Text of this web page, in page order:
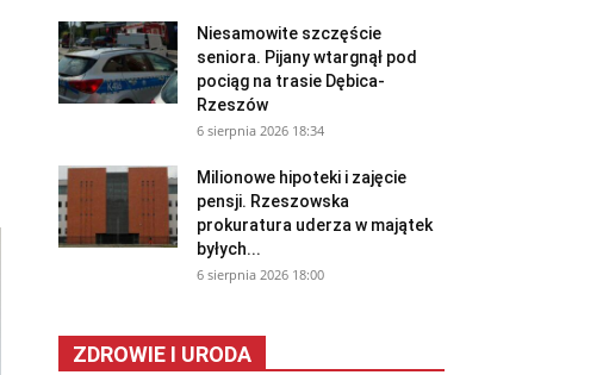
Niesamowite szczęście
seniora. Pijany wtargnął pod
pociąg na trasie Dębica-
Rzeszów
6 sierpnia 2026 18:34
Milionowe hipoteki i zajęcie
pensji. Rzeszowska
prokuratura uderza w majątek
byłych...
6 sierpnia 2026 18:00
ZDROWIE I URODA